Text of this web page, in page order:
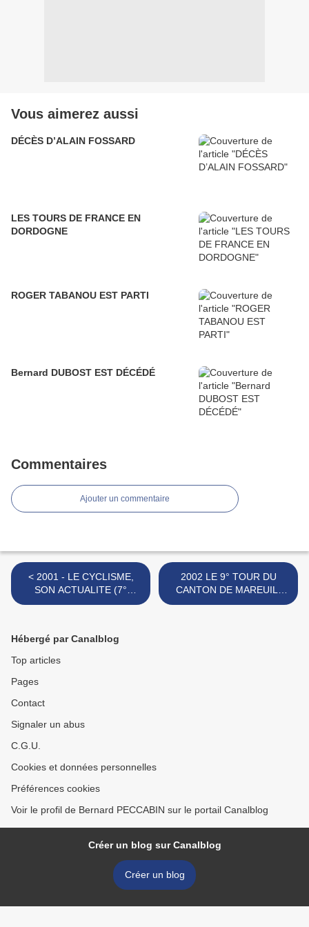
Vous aimerez aussi
DÉCÈS D’ALAIN FOSSARD
LES TOURS DE FRANCE EN
DORDOGNE
ROGER TABANOU EST PARTI
Bernard DUBOST EST DÉCÉDÉ
Commentaires
Ajouter un commentaire
< 2001 - LE CYCLISME,
SON ACTUALITE (7°
semaine de la saison)
2002 LE 9° TOUR DU
CANTON DE MAREUIL-
VERTEILLAC >
Hébergé par Canalblog
Top articles
Pages
Contact
Signaler un abus
C.G.U.
Cookies et données personnelles
Préférences cookies
Voir le profil de Bernard PECCABIN sur le portail Canalblog
Créer un blog sur Canalblog
Créer un blog